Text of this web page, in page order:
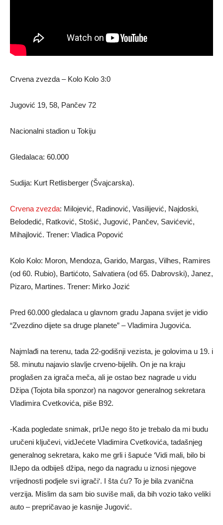
Crvena zvezda – Kolo Kolo 3:0
Jugović 19, 58, Pančev 72
Nacionalni stadion u Tokiju
Gledalaca: 60.000
Sudija: Kurt Retlisberger (Švajcarska).
Crvena zvezda: Milojević, Radinović, Vasilijević, Najdoski,
Belodedić, Ratković, Stošić, Jugović, Pančev, Savićević,
Mihajlović. Trener: Vladica Popović
Kolo Kolo: Moron, Mendoza, Garido, Margas, Vilhes, Ramires
(od 60. Rubio), Bartićoto, Salvatiera (od 65. Dabrovski), Janez,
Pizaro, Martines. Trener: Mirko Jozić
Pred 60.000 gledalaca u glavnom gradu Japana svijet je vidio
“Zvezdino dijete sa druge planete” – Vladimira Jugovića.
Najmlađi na terenu, tada 22-godišnji vezista, je golovima u 19. i
58. minutu najavio slavlje crveno-bijelih. On je na kraju
proglašen za igrača meča, ali je ostao bez nagrade u vidu
Džipa (Tojota bila sponzor) na nagovor generalnog sekretara
Vladimira Cvetkovića, piše B92.
-Kada pogledate snimak, prIJe nego što je trebalo da mi budu
uručeni ključevi, vidJećete Vladimira Cvetkovića, tadašnjeg
generalnog sekretara, kako me grli i šapuće ‘Vidi mali, bilo bi
lIJepo da odbiješ džipa, nego da nagradu u iznosi njegove
vrijednosti podjele svi igrači‘. I šta ću? To je bila zvanična
verzija. Mislim da sam bio suviše mali, da bih vozio tako veliki
auto – prepričavao je kasnije Jugović.